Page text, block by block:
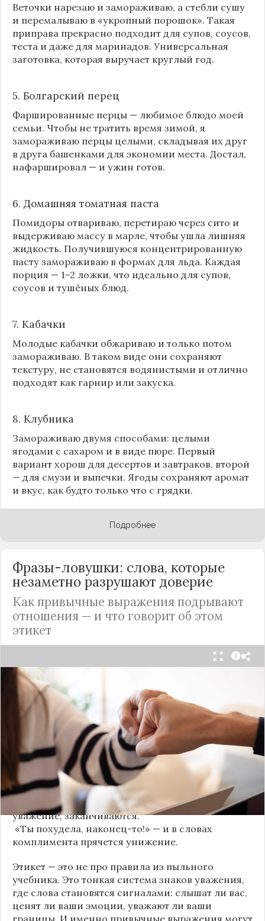
Веточки нарезаю и замораживаю, а стебли сушу
и перемалываю в «укропный порошок». Такая
приправа прекрасно подходит для супов, соусов,
теста и даже для маринадов. Универсальная
заготовка, которая выручает круглый год.
5. Болгарский перец
Фаршированные перцы — любимое блюдо моей
семьи. Чтобы не тратить время зимой, я
замораживаю перцы целыми, складывая их друг
в друга башенками для экономии места. Достал,
нафаршировал — и ужин готов.
6. Домашняя томатная паста
Помидоры отвариваю, перетираю через сито и
выдерживаю массу в марле, чтобы ушла лишняя
жидкость. Получившуюся концентрированную
пасту замораживаю в формах для льда. Каждая
порция — 1–2 ложки, что идеально для супов,
соусов и тушёных блюд.
7. Кабачки
Молодые кабачки обжариваю и только потом
замораживаю. В таком виде они сохраняют
текстуру, не становятся водянистыми и отлично
подходят как гарнир или закуска.
8. Клубника
Замораживаю двумя способами: целыми
ягодами с сахаром и в виде пюре. Первый
вариант хорош для десертов и завтраков, второй
— для смузи и выпечки. Ягоды сохраняют аромат
и вкус, как будто только что с грядки.
Подробнее
Фразы-ловушки: слова, которые
незаметно разрушают доверие
Как привычные выражения подрывают
отношения — и что говорит об этом
этикет
Мы часто думаем, что доверие рушится из-за
серьёзных предательств. Но на самом деле оно
трещит по швам гораздо раньше — в момент,
когда в разговоре звучит невинная на первый
взгляд фраза. Подробнее об этом рассказывает
«Этикет и психология общения» на Дзене.
«Да я никому не расскажу, правда». И через пару
дней вашу историю пересказывает другой
человек.
«Хватит ныть» — и разговор, а вместе с ним
уважение, заканчиваются.
«Ты похудела, наконец-то!» — и в словах
комплимента прячется унижение.
Этикет — это не про правила из пыльного
учебника. Это тонкая система знаков уважения,
где слова становятся сигналами: слышат ли вас,
ценят ли ваши эмоции, уважают ли ваши
границы. И именно привычные выражения могут